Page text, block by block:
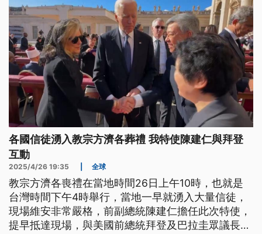
各國信徒湧入教宗方濟各葬禮 我特使陳建仁與拜登
互動
2025/4/26 19:35 全球
教宗方濟各喪禮在當地時間26日上午10時，也就是
台灣時間下午4時舉行，當地一早就湧入大量信徒，
現場維安非常嚴格，前副總統陳建仁擔任此次特使，
提早抵達現場，與美國前總統拜登及巴拉圭眾議長等